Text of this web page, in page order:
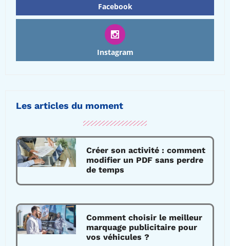
Facebook
Instagram
Les articles du moment
Créer son activité : comment
modifier un PDF sans perdre
de temps
Comment choisir le meilleur
marquage publicitaire pour
vos véhicules ?